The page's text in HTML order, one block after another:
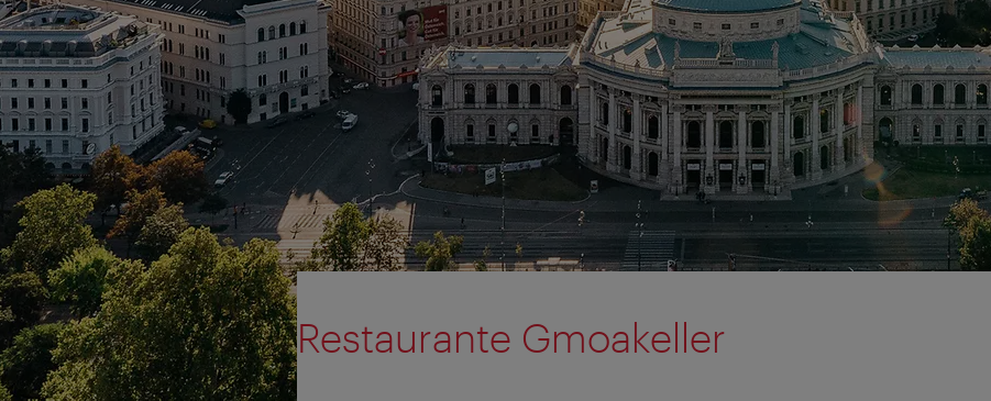
Restaurante Gmoakeller